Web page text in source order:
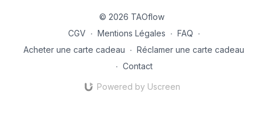
© 2026 TAOflow
CGV ∙ Mentions Légales ∙ FAQ ∙
Acheter une carte cadeau ∙ Réclamer une carte cadeau
∙ Contact
Powered by Uscreen